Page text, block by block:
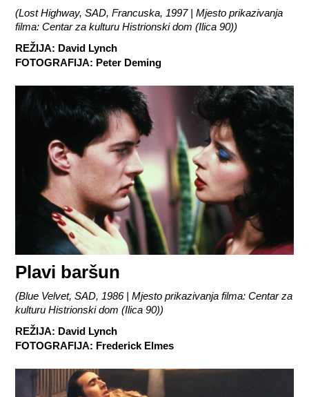
(Lost Highway, SAD, Francuska, 1997 | Mjesto prikazivanja
filma: Centar za kulturu Histrionski dom (Ilica 90))
REŽIJA: David Lynch
FOTOGRAFIJA: Peter Deming
Plavi baršun
(Blue Velvet, SAD, 1986 | Mjesto prikazivanja filma: Centar za
kulturu Histrionski dom (Ilica 90))
REŽIJA: David Lynch
FOTOGRAFIJA: Frederick Elmes